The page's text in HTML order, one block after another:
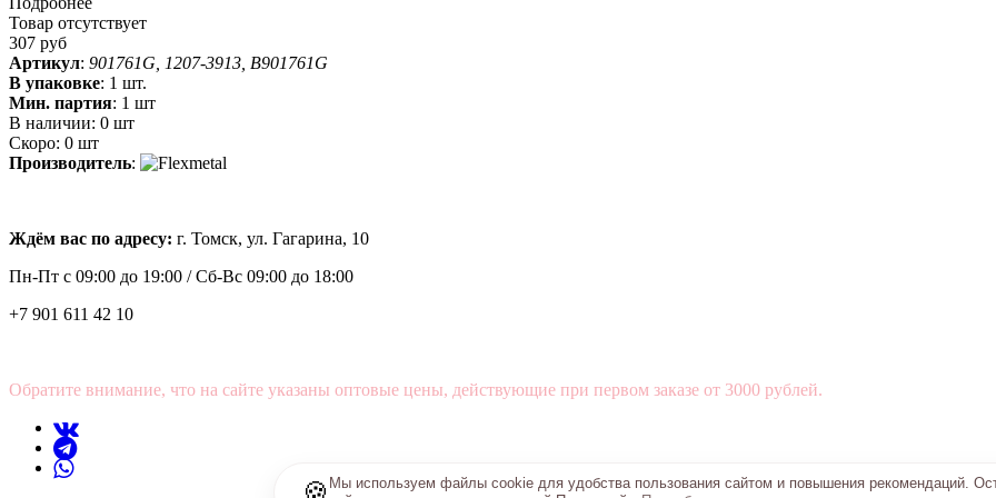
Товар отсутствует
307 руб
Артикул: 901761G, 1207-3913, B901761G
В упаковке: 1 шт.
Мин. партия: 1 шт
В наличии: 0 шт
Скоро: 0 шт
Производитель:
Ждём вас по адресу: г. Томск, ул. Гагарина, 10
Пн-Пт с 09:00 до 19:00 /Сб-Вс 09:00 до 18:00
+7 901 611 42 10
Обратите внимание, что на сайте указаны оптовые цены, действующие при первом заказе от 3000 рублей.
🍪 Мы используем файлы cookie для удобства пользования сайтом и повышения рекомендаций.